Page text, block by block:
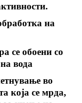
на
се обоени со
вода
во
која се мрда,